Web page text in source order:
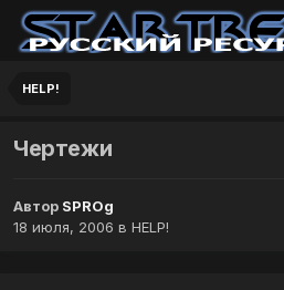
HELP!
Чертежи
Автор SPROg
18 июля, 2006 в HELP!